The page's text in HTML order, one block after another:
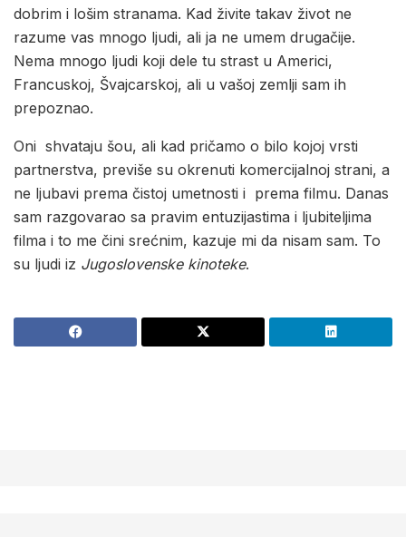
dobrim i lošim stranama. Kad živite takav život ne
razume vas mnogo ljudi, ali ja ne umem drugačije.
Nema mnogo ljudi koji dele tu strast u Americi,
Francuskoj, Švajcarskoj, ali u vašoj zemlji sam ih
prepoznao.
Oni shvataju šou, ali kad pričamo o bilo kojoj vrsti
partnerstva, previše su okrenuti komercijalnoj strani, a
ne ljubavi prema čistoj umetnosti i prema filmu. Danas
sam razgovarao sa pravim entuzijastima i ljubiteljima
filma i to me čini srećnim, kazuje mi da nisam sam. To
su ljudi iz Jugoslovenske kinoteke.